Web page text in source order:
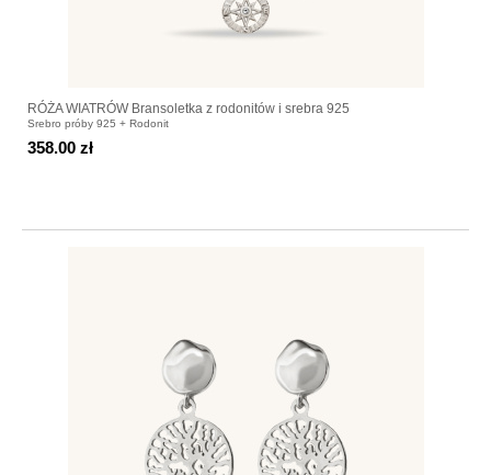
RÓŻA WIATRÓW Bransoletka z rodonitów i srebra 925
Srebro próby 925 + Rodonit
358.00 zł